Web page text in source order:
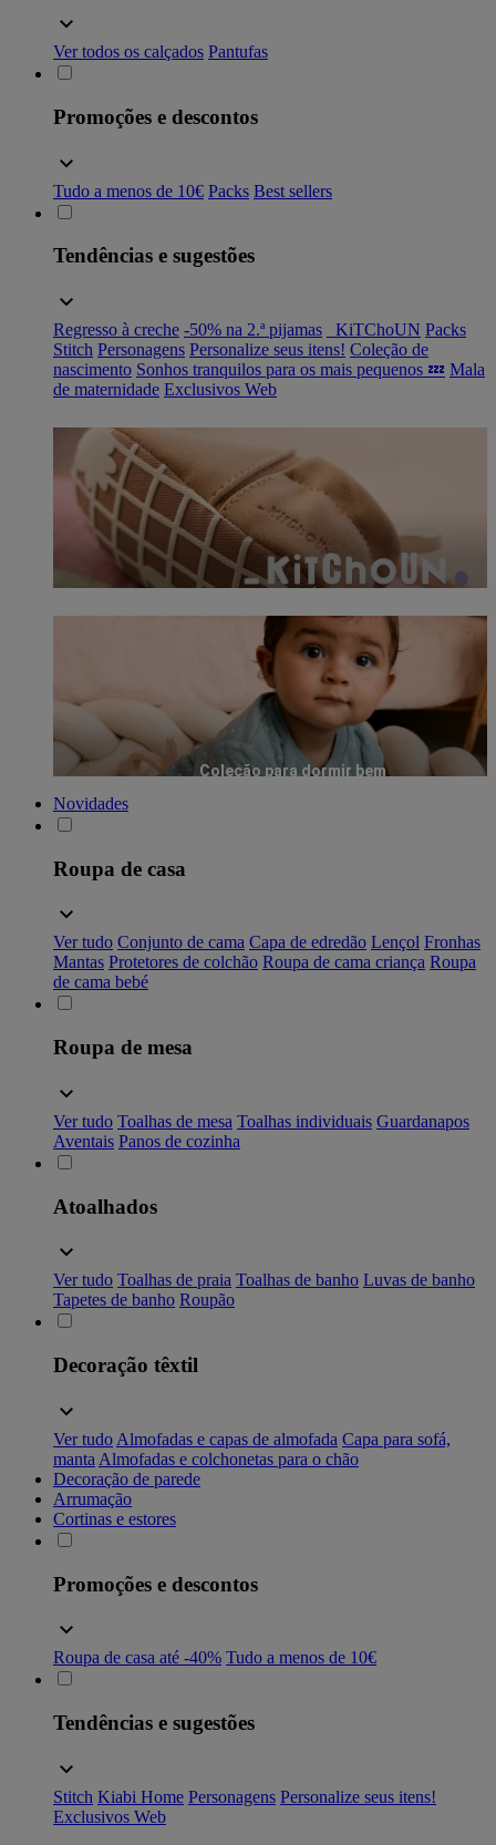
Ver todos os calçados Pantufas
Promoções e descontos
Tudo a menos de 10€ Packs Best sellers
Tendências e sugestões
Regresso à creche -50% na 2.ª pijamas _KiTChoUN Packs
Stitch Personagens Personalize seus itens! Coleção de
nascimento Sonhos tranquilos para os mais pequenos 💤 Mala
de maternidade Exclusivos Web
Coleção para dormir bem
Novidades
Roupa de casa
Ver tudo Conjunto de cama Capa de edredão Lençol Fronhas
Mantas Protetores de colchão Roupa de cama criança Roupa
de cama bebé
Roupa de mesa
Ver tudo Toalhas de mesa Toalhas individuais Guardanapos
Aventais Panos de cozinha
Atoalhados
Ver tudo Toalhas de praia Toalhas de banho Luvas de banho
Tapetes de banho Roupão
Decoração têxtil
Ver tudo Almofadas e capas de almofada Capa para sofá,
manta Almofadas e colchonetas para o chão
Decoração de parede
Arrumação
Cortinas e estores
Promoções e descontos
Roupa de casa até -40% Tudo a menos de 10€
Tendências e sugestões
Stitch Kiabi Home Personagens Personalize seus itens!
Exclusivos Web